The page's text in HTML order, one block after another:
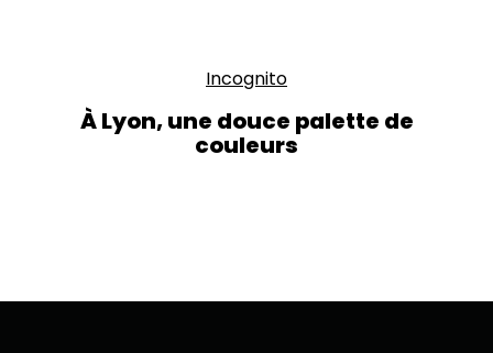
Incognito
À Lyon, une douce palette de
couleurs